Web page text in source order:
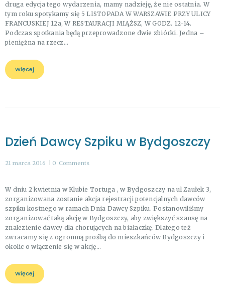
druga edycja tego wydarzenia, mamy nadzieję, że nie ostatnia. W
tym roku spotykamy się 5 LISTOPADA W WARSZAWIE PRZY ULICY
FRANCUSKIEJ 12a, W RESTAURACJI MIĄŻSZ, W GODZ. 12-14.
Podczas spotkania będą przeprowadzone dwie zbiórki. Jedna –
pieniężna na rzecz…
Więcej
Dzień Dawcy Szpiku w Bydgoszczy
21 marca 2016 0 Comments
W dniu 2 kwietnia w Klubie Tortuga , w Bydgoszczy na ul Zaułek 3,
zorganizowana zostanie akcja rejestracji potencjalnych dawców
szpiku kostnego w ramach Dnia Dawcy Szpiku. Postanowiliśmy
zorganizować taką akcję w Bydgoszczy, aby zwiększyć szansę na
znalezienie dawcy dla chorujących na białaczkę. Dlatego też
zwracamy się z ogromną prośbą do mieszkańców Bydgoszczy i
okolic o włączenie się w akcję…
Więcej